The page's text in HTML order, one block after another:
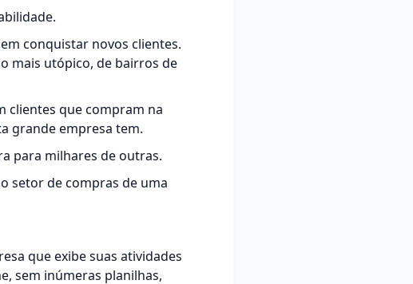
conquistar novos clientes.
mais utópico, de bairros de
clientes que compram na
grande empresa tem.
para milhares de outras.
setor de compras de uma
que exibe suas atividades
sem inúmeras planilhas,